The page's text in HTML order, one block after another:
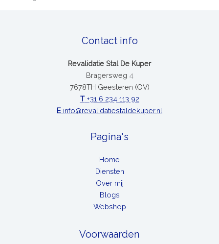
Contact info
Revalidatie Stal De Kuper
Bragersweg 4
7678TH Geesteren (OV)
T+31 6 234 113 92
E info@revalidatiestaldekuper.nl
Pagina's
Home
Diensten
Over mij
Blogs
Webshop
Voorwaarden